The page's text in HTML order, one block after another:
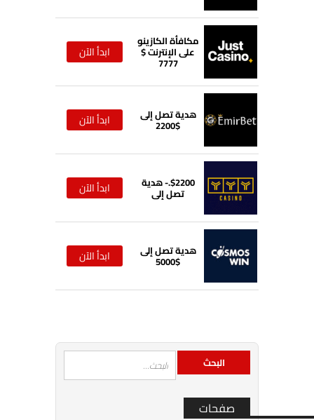
مكافأة الكازينو
على الإنترنت $
7777
ابدأ الآن
هدية تصل إلى
$2200 ابدأ الآن
$2200.- هدية
تصل إلى ابدأ الآن
هدية تصل إلى
$5000 ابدأ الآن
صفحات